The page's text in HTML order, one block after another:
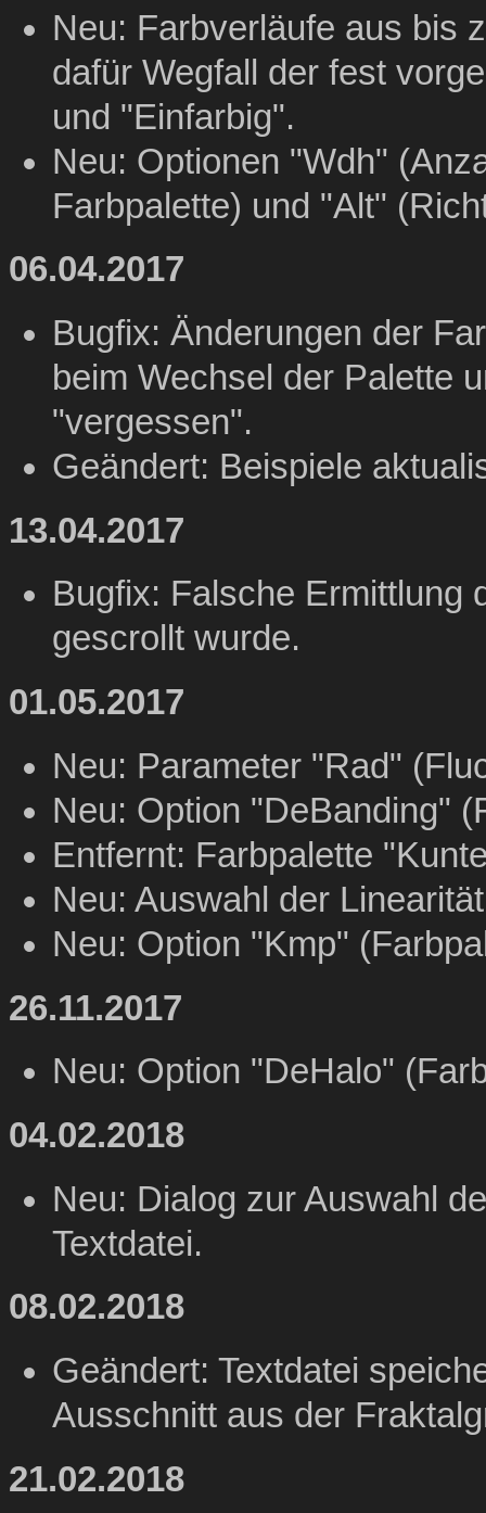
Neu: Farbverläufe aus bis
dafür Wegfall der fest
und "Einfarbig".
Neu: Optionen "Wdh"
Farbpalette) und "Alt"
06.04.2017
Bugfix: Änderungen der
beim Wechsel der Palette
"vergessen".
Geändert: Beispiele
13.04.2017
Bugfix: Falsche Ermittlung
gescrollt wurde.
01.05.2017
Neu: Parameter "Rad"
Neu: Option "DeBanding"
Entfernt: Farbpalette
Neu: Auswahl der
Neu: Option "Kmp"
26.11.2017
Neu: Option "DeHalo"
04.02.2018
Neu: Dialog zur Auswahl
Textdatei.
08.02.2018
Geändert: Textdatei
Ausschnitt aus der
21.02.2018